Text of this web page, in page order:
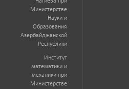
Министерстве
Науки и
Образования
Азербайджанской
Республики
Институт
математики и
механики при
Министерстве